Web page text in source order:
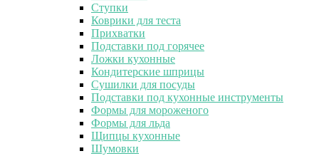
Ступки
Коврики для теста
Прихватки
Подставки под горячее
Ложки кухонные
Кондитерские шприцы
Сушилки для посуды
Подставки под кухонные инструменты
Формы для мороженого
Формы для льда
Щипцы кухонные
Шумовки